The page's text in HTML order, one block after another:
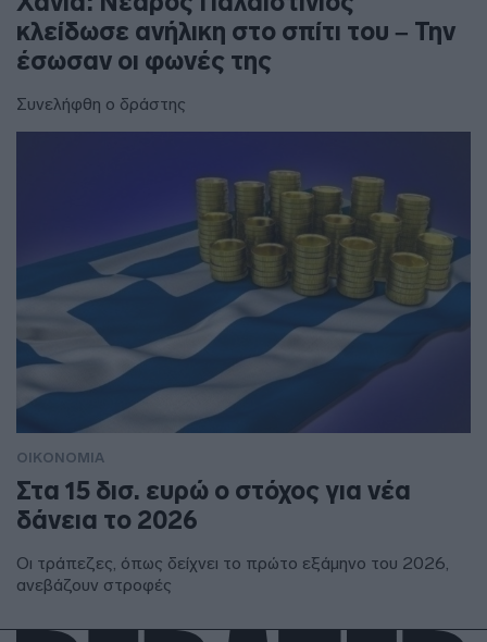
κλείδωσε ανήλικη στο σπίτι του – Την
έσωσαν οι φωνές της
Συνελήφθη ο δράστης
ΟΙΚΟΝΟΜΙΑ
Στα 15 δισ. ευρώ ο στόχος για νέα
δάνεια το 2026
Οι τράπεζες, όπως δείχνει το πρώτο εξάμηνο του 2026,
ανεβάζουν στροφές